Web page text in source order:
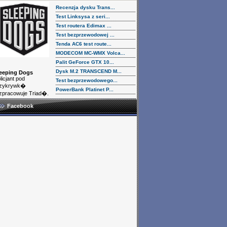
Dogs
pod
Triad�.
Recenzja dysku Trans...
Test Linksysa z seri...
Test routera Edimax ...
Test bezprzewodowej ...
Tenda AC6 test route...
MODECOM MC-WMX Volca...
Palit GeForce GTX 10...
Dysk M.2 TRANSCEND M...
Test bezprzewodowego...
PowerBank Platinet P...
Facebook